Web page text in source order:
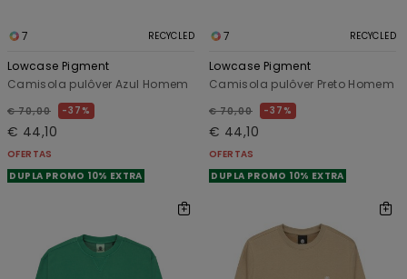
7 RECYCLED
Lowcase Pigment
Camisola pulôver Azul Homem
€ 70,00 37%
€ 44,10
OFERTAS
DUPLA PROMO 10% EXTRA
7 RECYCLED
Lowcase Pigment
Camisola pulôver Preto Homem
€ 70,00 37%
€ 44,10
OFERTAS
DUPLA PROMO 10% EXTRA